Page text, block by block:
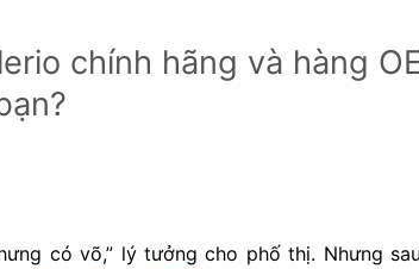
chính hãng và hàng
có võ,” lý tưởng cho phố thị. Nhưng